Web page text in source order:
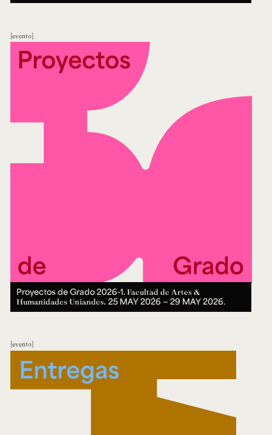
evento
Proyectos de Grado 2026-1. Facultad de Artes &
Humanidades Uniandes. 25 MAY 2026 ― 29 MAY 2026.
evento